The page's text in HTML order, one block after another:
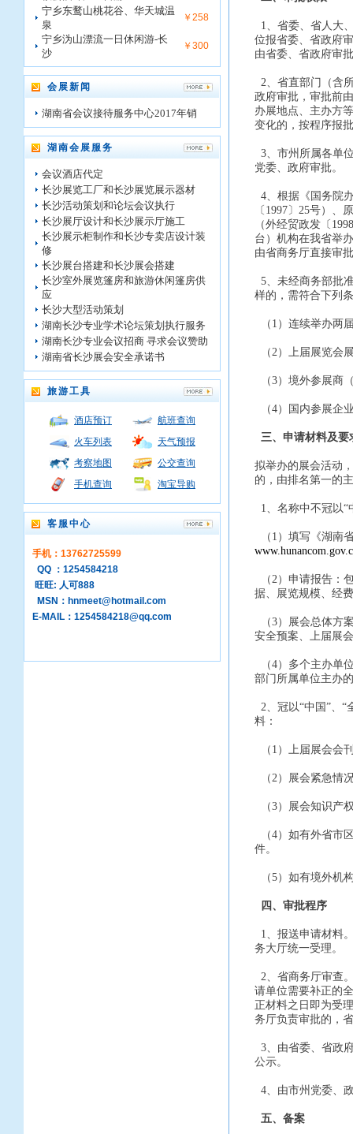
宁乡东鹜山桃花谷、华天城温
泉
￥258
宁乡沩山漂流一日休闲游-长
沙
￥300
会展新闻
湖南省会议接待服务中心2017年销
湖南会展服务
会议酒店代定
长沙展览工厂和长沙展览展示器材
长沙活动策划和论坛会议执行
长沙展厅设计和长沙展示厅施工
长沙展示柜制作和长沙专卖店设计装
修
长沙展台搭建和长沙展会搭建
长沙室外展览篷房和旅游休闲篷房供
应
长沙大型活动策划
湖南长沙专业学术论坛策划执行服务
湖南长沙专业会议招商 寻求会议赞助
湖南省长沙展会安全承诺书
旅游工具
酒店预订
航班查询
火车列表
天气预报
考察地图
公交查询
手机查询
淘宝导购
客服中心
手机：13762725599
QQ ：1254584218
旺旺: 人可888
MSN：hnmeet@hotmail.com
E-MAIL：1254584218@qq.com
1、省委、省人大
位报省委、省政府
由省委、省政府审
2、省直部门（含
政府审批，审批前
办展地点、主办方
变化的，按程序报
3、市州所属各单
党委、政府审批。
4、根据《国务院
〔1997〕25号）
（外经贸政发〔
台）机构在我省举
由省商务厅直接审
5、未经商务部批
样的，需符合下列
（1）连续举办两
（2）上届展览会
（3）境外参展商
（4）国内参展企
三、申请材料及要
拟举办的展会活动
的，由排名第一的
1、名称中不冠以“
（1）填写《湖南
（2）申请报告：
据、展览规模、经
（3）展会总体方
安全预案、上届展
（4）多个主办单
部门所属单位主办
2、冠以“中国”、“
料：
（1）上届展会会
（2）展会紧急情
（3）展会知识产
（4）如有外省市
件。
（5）如有境外机
四、审批程序
1、报送申请材料
务大厅统一受理。
2、省商务厅审查
请单位需要补正的
正材料之日即为受
务厅负责审批的，
3、由省委、省政
公示。
4、由市州党委、
五、备案